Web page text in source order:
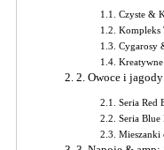
Czyste &
Kompleks
Cygarosy
2. Owoce i jagody
Seria Red
Seria Blue
Mieszanki